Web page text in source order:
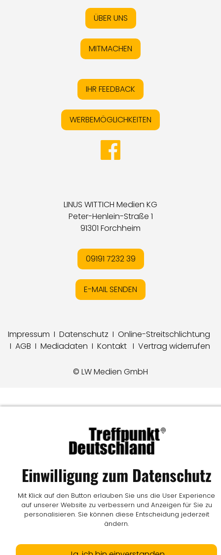
ÜBER UNS
MITMACHEN
IHR FEEDBACK
WERBEMÖGLICHKEITEN
LINUS WITTICH Medien KG
Peter-Henlein-Straße 1
91301 Forchheim
09191 7232 39
E-MAIL SENDEN
Impressum I Datenschutz I Online-Streitschlichtung
I AGB I Mediadaten I Kontakt I Vertrag widerrufen
© LW Medien GmbH
Einwilligung zum Datenschutz
Mit Klick auf den Button erlauben Sie uns die User Experience
auf unserer Website zu verbessern und Anzeigen für Sie zu
personalisieren. Sie können diese Entscheidung jederzeit
ändern.